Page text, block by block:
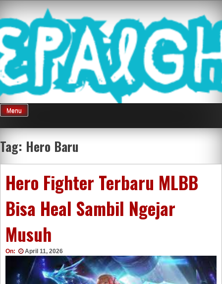
content
Mnepalghopa
Review Game
Terkini Paling
Seluruh Di
Indonesia
Menu
Tag: Hero Baru
Hero Fighter Terbaru MLBB
Bisa Heal Sambil Ngejar
Musuh
On: April 11, 2026